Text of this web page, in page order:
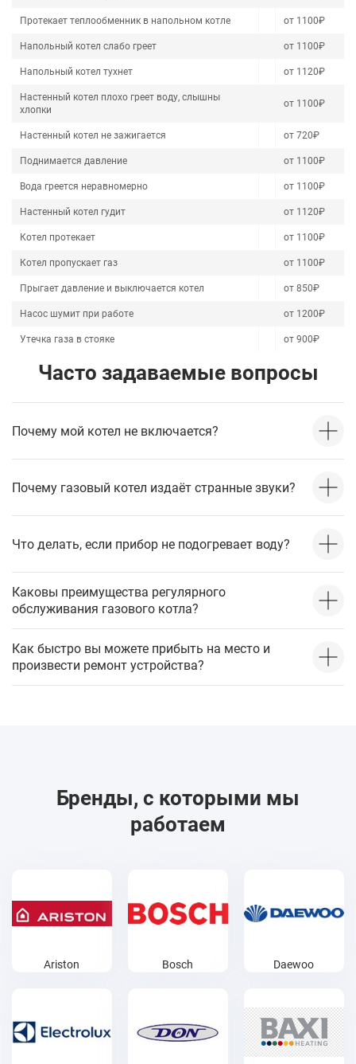
Протекает теплообменник в напольном котле от 1100₽
Напольный котел слабо греет от 1100₽
Напольный котел тухнет от 1120₽
Настенный котел плохо греет воду, слышны
хлопки
от 1100₽
Настенный котел не зажигается от 720₽
Поднимается давление от 1100₽
Вода греется неравномерно от 1100₽
Настенный котел гудит от 1120₽
Котел протекает от 1100₽
Котел пропускает газ от 1100₽
Прыгает давление и выключается котел от 850₽
Насос шумит при работе от 1200₽
Утечка газа в стояке от 900₽
Часто задаваемые вопросы
Почему мой котел не включается?
Почему газовый котел издаёт странные звуки?
Что делать, если прибор не подогревает воду?
Каковы преимущества регулярного
обслуживания газового котла?
Как быстро вы можете прибыть на место и
произвести ремонт устройства?
Бренды, с которыми мы
работаем
Ariston Bosch Daewoo